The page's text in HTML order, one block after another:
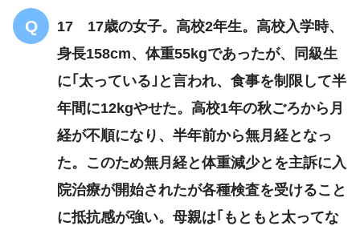
断酒
17 17歳の女子。高校2年生。高校入学時、
身長158cm、体重55kgであったが、同級生
に｢太っている｣と言われ、食事を制限して半
年間に12kgやせた。高校1年の秋ごろから月
経が不順になり、半年前から無月経となっ
た。このため無月経と体重減少とを主訴に入
院治療が開始されたが各種検査を受けること
に抵抗感が強い。母親は｢もともと太ってな